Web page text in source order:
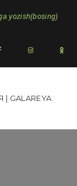
yozish(bosing)
| GALAREYA